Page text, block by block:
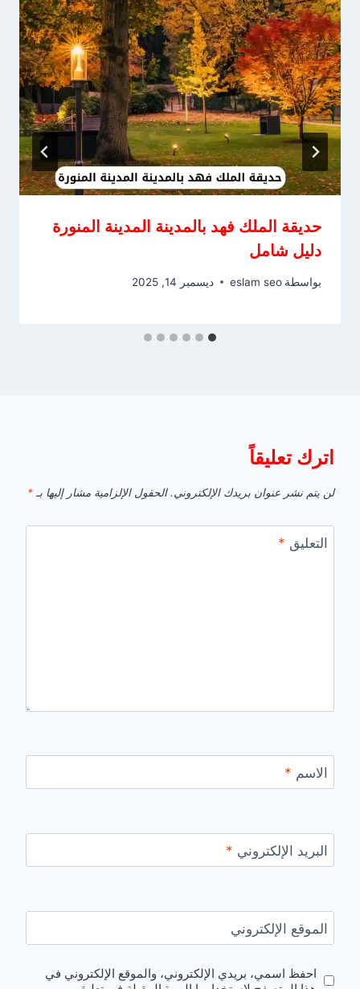
حديقة الملك فهد بالمدينة المدينة المنورة
دليل شامل
بواسطة eslam seo ديسمبر 14, 2025
اترك تعليقاً
لن يتم نشر عنوان بريدك الإلكتروني. الحقول الإلزامية مشار إليها بـ *
التعليق *
الاسم *
البريد الإلكتروني *
الموقع الإلكتروني
احفظ اسمي، بريدي الإلكتروني، والموقع الإلكتروني في